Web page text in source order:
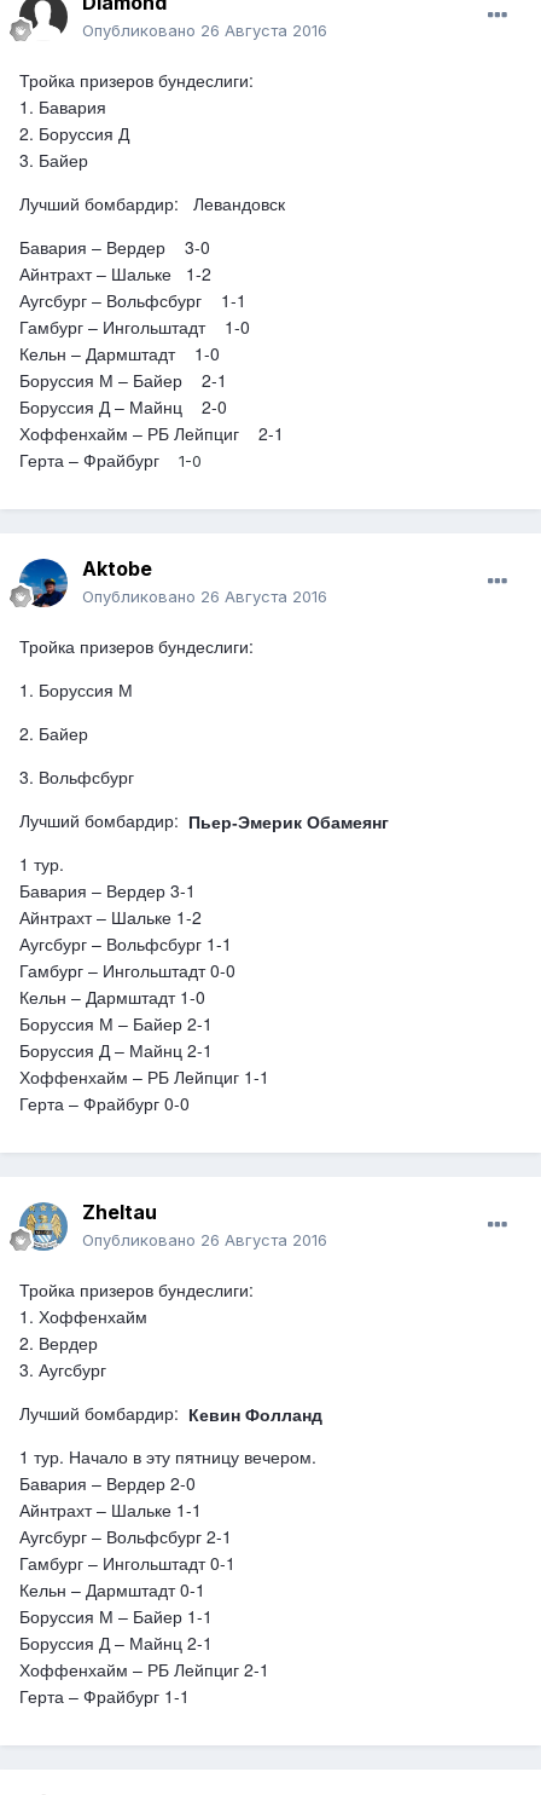
Опубликовано 26 Августа 2016
Тройка призеров бундеслиги:
1. Бавария
2. Боруссия Д
3. Байер
Лучший бомбардир:
Левандовск
Бавария – Вердер 3-0
Айнтрахт – Шальке 1-2
Аугсбург – Вольфсбург 1-1
Гамбург – Ингольштадт 1-0
Кельн – Дармштадт 1-0
Боруссия М – Байер 2-1
Боруссия Д – Майнц 2-0
Хоффенхайм – РБ Лейпциг 2-1
Герта – Фрайбург 1-0
Aktobe
Опубликовано 26 Августа 2016
Тройка призеров бундеслиги:
1. Боруссия М
2. Байер
3. Вольфсбург
Лучший бомбардир:
Пьер-Эмерик Обамеянг
1 тур.
Бавария – Вердер 3-1
Айнтрахт – Шальке 1-2
Аугсбург – Вольфсбург 1-1
Гамбург – Ингольштадт 0-0
Кельн – Дармштадт 1-0
Боруссия М – Байер 2-1
Боруссия Д – Майнц 2-1
Хоффенхайм – РБ Лейпциг 1-1
Герта – Фрайбург 0-0
Zheltau
Опубликовано 26 Августа 2016
Тройка призеров бундеслиги:
1. Хоффенхайм
2. Вердер
3. Аугсбург
Лучший бомбардир:
Кевин Фолланд
1 тур. Начало в эту пятницу вечером.
Бавария – Вердер 2-0
Айнтрахт – Шальке 1-1
Аугсбург – Вольфсбург 2-1
Гамбург – Ингольштадт 0-1
Кельн – Дармштадт 0-1
Боруссия М – Байер 1-1
Боруссия Д – Майнц 2-1
Хоффенхайм – РБ Лейпциг 2-1
Герта – Фрайбург 1-1